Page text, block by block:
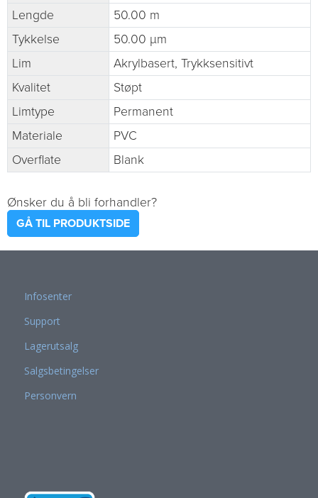
Lengde
50.00 m
Tykkelse
50.00 µm
Lim
Akrylbasert, Trykksensitivt
Kvalitet
Støpt
Limtype
Permanent
Materiale
PVC
Overflate
Blank
Ønsker du å bli forhandler?
GÅ TIL PRODUKTSIDE
Infosenter
Support
Lagerutsalg
Salgsbetingelser
Personvern